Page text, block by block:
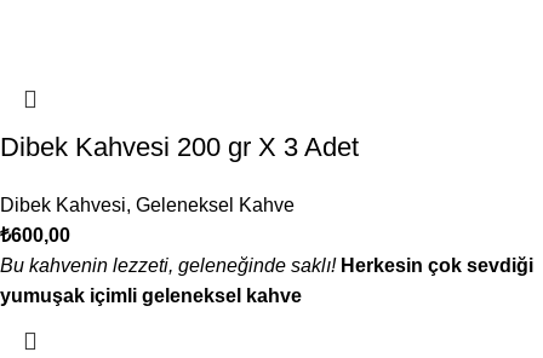
Dibek Kahvesi 200 gr X 3 Adet
Dibek Kahvesi, Geleneksel Kahve
₺600,00
Bu kahvenin lezzeti, geleneğinde saklı! Herkesin çok sevdiği
yumuşak içimli geleneksel kahve